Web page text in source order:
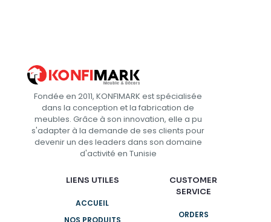
Fondée en 2011, KONFIMARK est spécialisée
dans la conception et la fabrication de
meubles. Grâce à son innovation, elle a pu
s'adapter à la demande de ses clients pour
devenir un des leaders dans son domaine
d'activité en Tunisie
LIENS UTILES
ACCUEIL
NOS PRODUITS
CUSTOMER
SERVICE
ORDERS